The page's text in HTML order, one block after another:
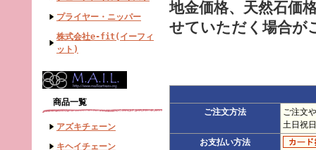
プライヤー・ニッパー
株式会社e-fit(イーフィ
ット)
商品一覧
アズキチェーン
キヘイチェーン
地金価格、天然石価
せていただく場合が
ご注文方法
ご注文
土日祝
お支払い方法